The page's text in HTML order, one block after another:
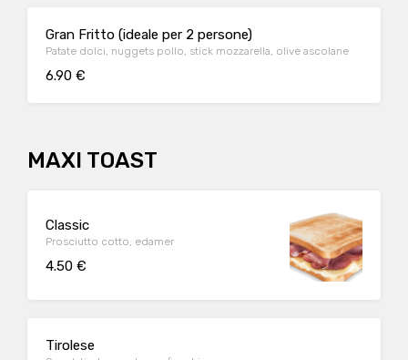
Gran Fritto (ideale per 2 persone)
Patate dolci, nuggets pollo, stick mozzarella, olive ascolane
6.90 €
MAXI TOAST
Classic
Prosciutto cotto, edamer
4.50 €
Tirolese